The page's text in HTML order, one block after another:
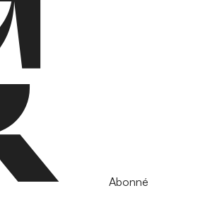
Abonné